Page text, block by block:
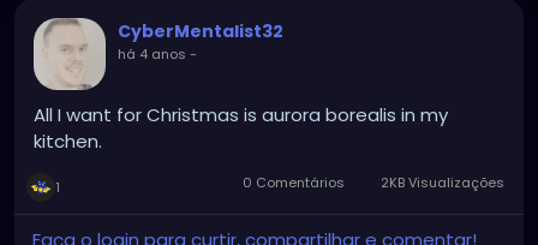
CyberMentalist32
há 4 anos -
All I want for Christmas is aurora borealis in my
kitchen.
1 0 Comentários 2KB Visualizações
Faça o login para curtir, compartilhar e comentar!